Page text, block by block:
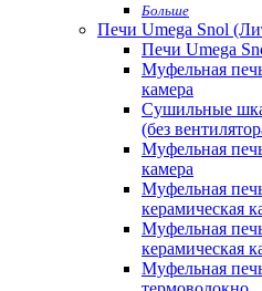
Больше
Печи Umega Snol
Печи Umega
Муфельная
камера
Сушильные
(без
Муфельная
камера
Муфельная
керамическая
Муфельная
керамическая
Муфельная